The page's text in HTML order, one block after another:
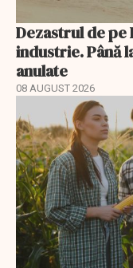
Dezastrul de pe
industrie. Până
anulate
08 AUGUST 2026